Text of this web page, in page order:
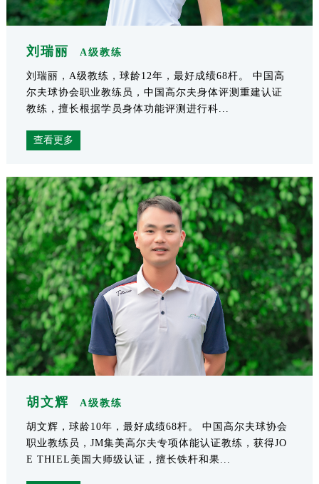
刘瑞丽 A级教练
刘瑞丽，A级教练，球龄12年，最好成绩68杆。 中国高
尔夫球协会职业教练员，中国高尔夫身体评测重建认证
教练，擅长根据学员身体功能评测进行科...
查看更多
胡文辉 A级教练
胡文辉，球龄10年，最好成绩68杆。 中国高尔夫球协会
职业教练员，JM集美高尔夫专项体能认证教练，获得JO
E THIEL美国大师级认证，擅长铁杆和果...